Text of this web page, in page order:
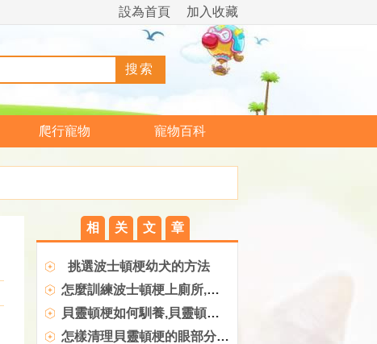
加入收藏
設為首頁
爬行寵物 寵物百科
相 关 文 章
挑選波士頓梗幼犬的方法
怎麼訓練波士頓梗上廁所,怎麼訓練波士頓梗不叫
貝靈頓梗如何馴養,貝靈頓梗皮膚病
怎樣清理貝靈頓梗的眼部分泌物,清理